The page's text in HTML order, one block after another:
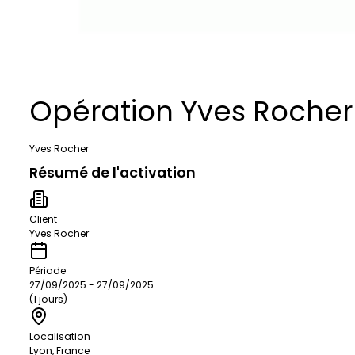
Opération Yves
Yves Rocher
Résumé de l'activation
Client
Yves Rocher
Période
27/09/2025 - 27/09/2025
(1 jours)
Localisation
Lyon, France